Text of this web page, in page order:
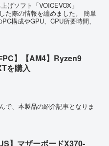
げソフト「VOICEVOX」
た際の情報を纏めました。 簡単
構成やGPU、CPU所要時間、
PC】【AM4】Ryzen9
を購入
で、本製品の紹介記事となりま
】マザーボードX370-